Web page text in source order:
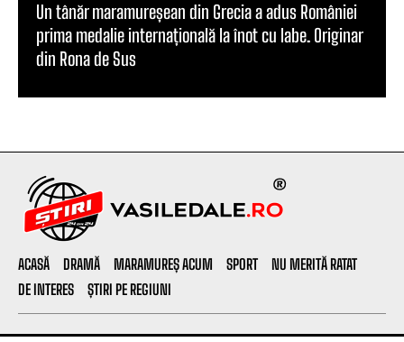
Un tânăr maramureșean din Grecia a adus României
prima medalie internațională la înot cu labe. Originar
din Rona de Sus
ACASĂ DRAMĂ MARAMUREȘ ACUM SPORT
NU MERITĂ RATAT
DE INTERES
ȘTIRI PE REGIUNI